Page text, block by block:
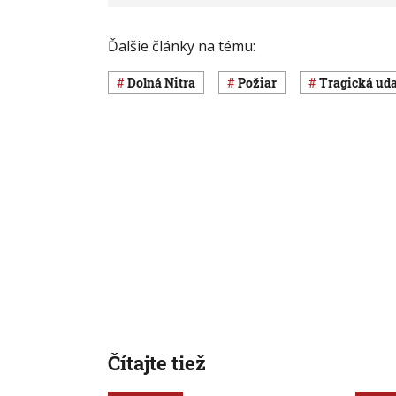
Ďalšie články na tému:
Dolná Nitra požiar Tragická
Čítajte tiež